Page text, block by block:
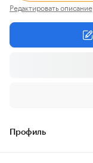
Редактировать описание
Профиль